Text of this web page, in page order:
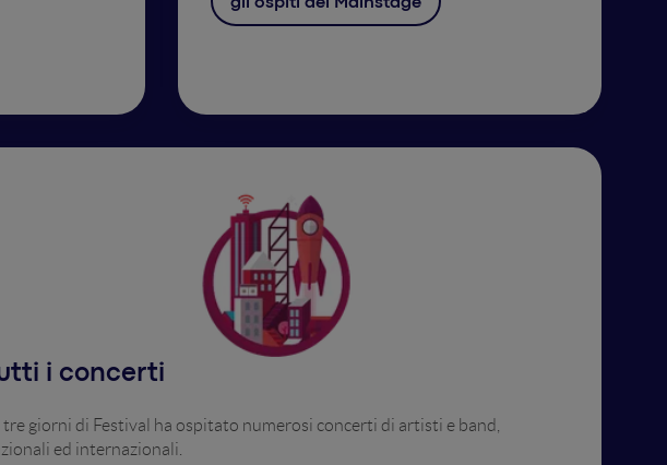
gli ospiti del Mainstage
i concerti
tre giorni di Festival ha ospitato numerosi concerti di artisti e band,
ed internazionali.